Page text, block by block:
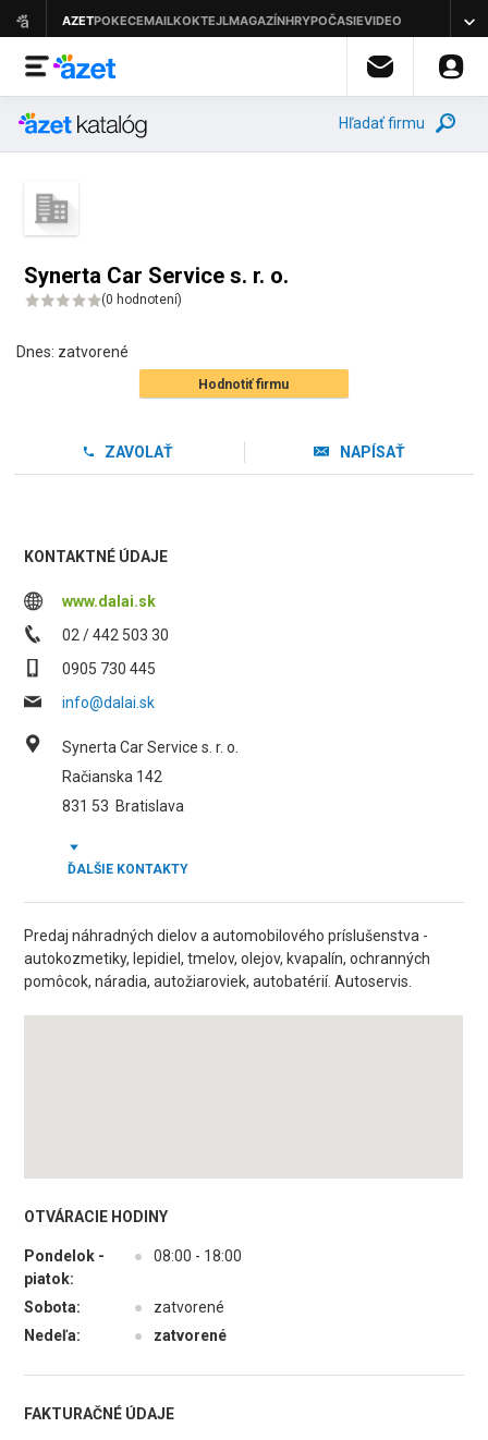
Hľadať firmu
Synerta Car Service s. r. o.
(0 hodnotení)
Dnes: zatvorené
Hodnotiť firmu
ZAVOLAŤ NAPÍSAŤ
KONTAKTNÉ ÚDAJE
www.dalai.sk
02 / 442 503 30
0905 730 445
info@dalai.sk
Synerta Car Service s. r. o.
Račianska 142
831 53 Bratislava
ĎALŠIE KONTAKTY
Predaj náhradných dielov a automobilového príslušenstva -
autokozmetiky, lepidiel, tmelov, olejov, kvapalín, ochranných
pomôcok, náradia, autožiaroviek, autobatérií. Autoservis.
OTVÁRACIE HODINY
Pondelok -
piatok:
● 08:00 - 18:00
Sobota: ●
zatvorené
Nedeľa:
● zatvorené
FAKTURAČNÉ ÚDAJE